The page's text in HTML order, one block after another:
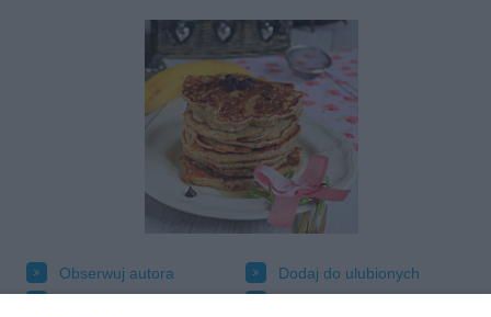
Obserwuj autora
Dodaj do ulubionych